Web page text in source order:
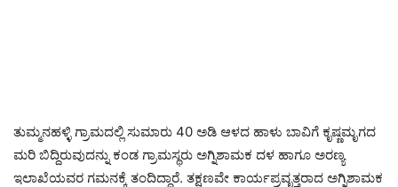
ತುಮ್ಮನಹಳ್ಳಿ ಗ್ರಾಮದಲ್ಲಿ ಸುಮಾರು 40 ಅಡಿ ಆಳದ ಹಾಳು ಬಾವಿಗೆ ಕೃಷ್ಣಮೃಗದ
ಮರಿ ಬಿದ್ದಿರುವುದನ್ನು ಕಂಡ ಗ್ರಾಮಸ್ಥರು ಅಗ್ನಿಶಾಮಕ ದಳ ಹಾಗೂ ಅರಣ್ಯ
ಇಲಾಖೆಯವರ ಗಮನಕ್ಕೆ ತಂದಿದ್ದಾರೆ. ತಕ್ಷಣವೇ ಕಾರ್ಯಪ್ರವೃತ್ತರಾದ ಅಗ್ನಿಶಾಮಕ